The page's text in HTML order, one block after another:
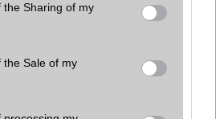
usage behaviour. You may click to
Google and its third-party tags to
purposes in below Google
the Sharing of my
the Sale of my
ez lesz az út vége.
bemutató dátum - ekkor
leplet az Apple az új
az iPhone 18 Pro modellek